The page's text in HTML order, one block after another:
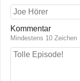
Kommentar
Mindestens 10 Zeichen